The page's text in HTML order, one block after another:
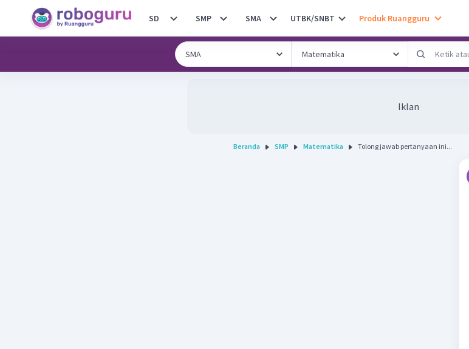
SD SMP SMA UTBK/SNBT Produk Ruangguru
Iklan
Beranda SMP Matematika Tolong jawab pertanyaan ini...